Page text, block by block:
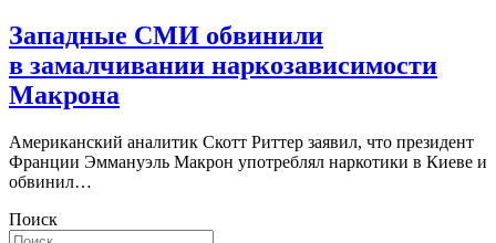
Западные СМИ обвинили
в замалчивании наркозависимости
Макрона
Американский аналитик Скотт Риттер заявил, что президент
Франции Эммануэль Макрон употреблял наркотики в Киеве и
обвинил…
Поиск